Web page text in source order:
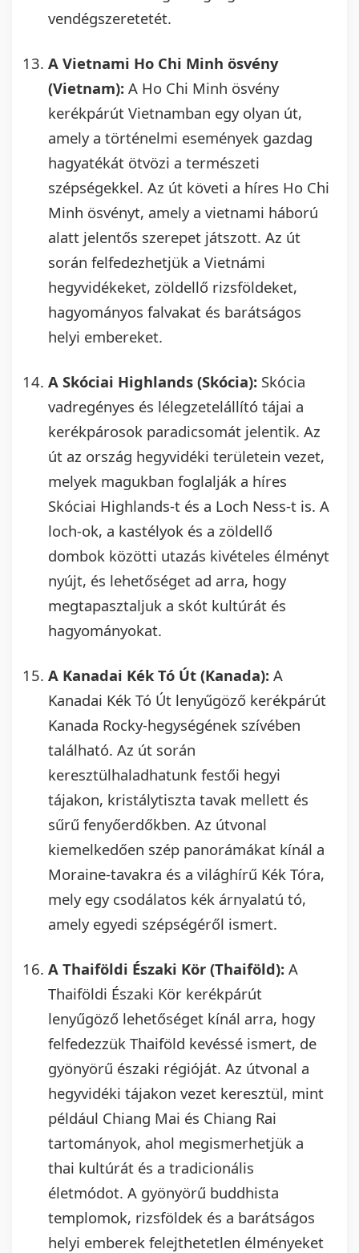
vendégszeretetét.
A Vietnami Ho Chi Minh ösvény
(Vietnam): A Ho Chi Minh ösvény
kerékpárút Vietnamban egy olyan út,
amely a történelmi események gazdag
hagyatékát ötvözi a természeti
szépségekkel. Az út követi a híres Ho Chi
Minh ösvényt, amely a vietnami háború
alatt jelentős szerepet játszott. Az út
során felfedezhetjük a Vietnámi
hegyvidékeket, zöldellő rizsföldeket,
hagyományos falvakat és barátságos
helyi embereket.
A Skóciai Highlands (Skócia): Skócia
vadregényes és lélegzetelállító tájai a
kerékpárosok paradicsomát jelentik. Az
út az ország hegyvidéki területein vezet,
melyek magukban foglalják a híres
Skóciai Highlands-t és a Loch Ness-t is. A
loch-ok, a kastélyok és a zöldellő
dombok közötti utazás kivételes élményt
nyújt, és lehetőséget ad arra, hogy
megtapasztaljuk a skót kultúrát és
hagyományokat.
A Kanadai Kék Tó Út (Kanada): A
Kanadai Kék Tó Út lenyűgöző kerékpárút
Kanada Rocky-hegységének szívében
található. Az út során
keresztülhaladhatunk festői hegyi
tájakon, kristálytiszta tavak mellett és
sűrű fenyőerdőkben. Az útvonal
kiemelkedően szép panorámákat kínál a
Moraine-tavakra és a világhírű Kék Tóra,
mely egy csodálatos kék árnyalatú tó,
amely egyedi szépségéről ismert.
A Thaiföldi Északi Kör (Thaiföld): A
Thaiföldi Északi Kör kerékpárút
lenyűgöző lehetőséget kínál arra, hogy
felfedezzük Thaiföld kevéssé ismert, de
gyönyörű északi régióját. Az útvonal a
hegyvidéki tájakon vezet keresztül, mint
például Chiang Mai és Chiang Rai
tartományok, ahol megismerhetjük a
thai kultúrát és a tradicionális
életmódot. A gyönyörű buddhista
templomok, rizsföldek és a barátságos
helyi emberek felejthetetlen élményeket